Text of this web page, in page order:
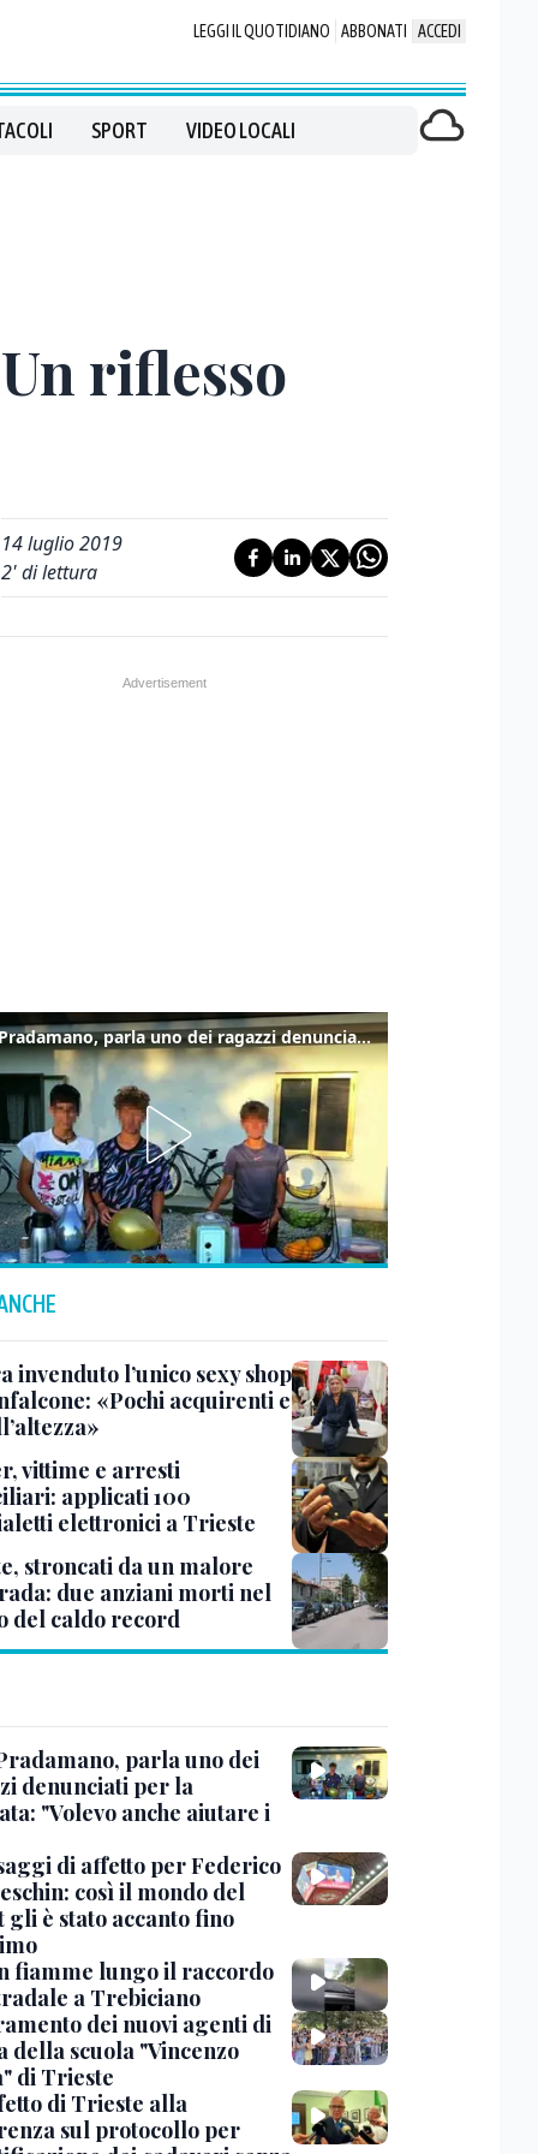
LEGGI IL QUOTIDIANO ABBONATI ACCEDI
SPORT VIDEO LOCALI
riflesso
14 luglio 2019
2' di lettura
Caso Pradamano, parla uno dei ragazzi denunciati per la limonata: "Volevo anche aiutare i miei"
invenduto l’unico sexy shop
«Pochi acquirenti e
vittime e arresti
applicati 100
elettronici a Trieste
stroncati da un malore
due anziani morti nel
del caldo record
parla uno dei
denunciati per la
"Volevo anche aiutare i
di affetto per Federico
così il mondo del
gli è stato accanto fino
fiamme lungo il raccordo
a Trebiciano
dei nuovi agenti di
della scuola "Vincenzo
di Trieste
di Trieste alla
sul protocollo per